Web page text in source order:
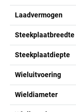
Laadvermogen
Steekplaatbreedte
Steekplaatdiepte
Wieluitvoering
Wieldiameter